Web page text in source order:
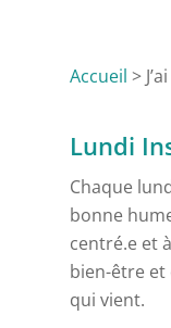
Accueil >
Lundi
Chaque
bonne
centré.e et
bien-être et
qui vient.